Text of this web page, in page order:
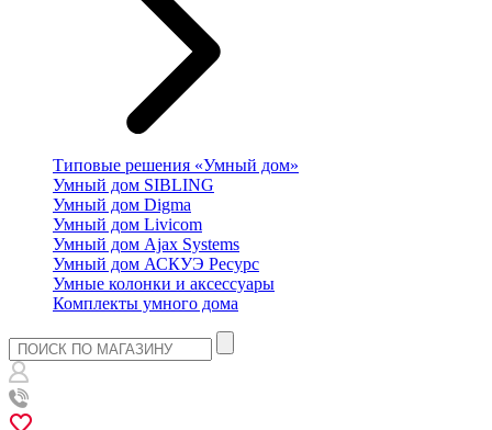
Типовые решения «Умный дом»
Умный дом SIBLING
Умный дом Digma
Умный дом Livicom
Умный дом Ajax Systems
Умный дом АСКУЭ Ресурс
Умные колонки и аксессуары
Комплекты умного дома